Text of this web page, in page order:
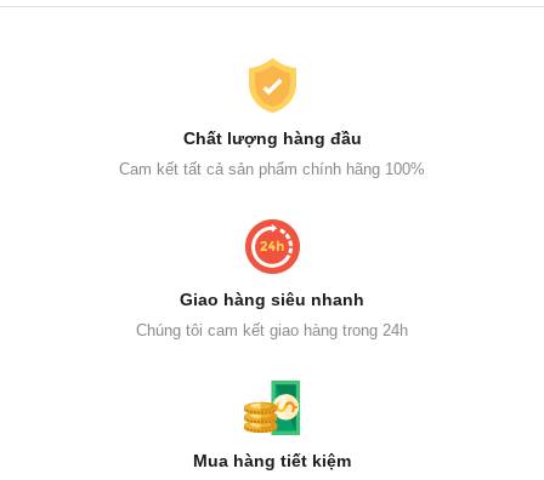
Chất lượng hàng đầu
Cam kết tất cả sản phẩm chính hãng 100%
Giao hàng siêu nhanh
Chúng tôi cam kết giao hàng trong 24h
Mua hàng tiết kiệm